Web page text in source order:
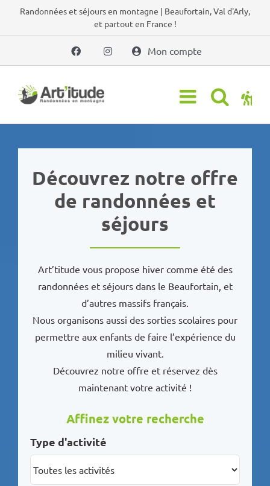
PasserRandonnées et séjours en montagne | Beaufortain, Val d'Arly,
et partout en France !
Mon compte
Découvrez notre offre
de randonnées et
séjours
Art’titude vous propose hiver comme été des
randonnées et séjours dans le Beaufortain, et
d’autres massifs français.
Nous organisons aussi des sorties scolaires pour
permettre aux enfants de faire l’expérience du
milieu vivant.
Découvrez notre offre et réservez dès
maintenant votre activité !
Affinez votre recherche
Type d'activité